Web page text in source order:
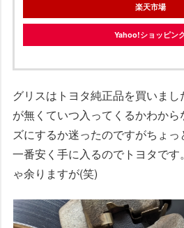
楽天市場
Yahoo!ショッピン
グリスはトヨタ純正品を買いま
が無くていつ入ってくるかわか
ズにするか迷ったのですがちょっ
一番安く手に入るのでトヨタで
ゃ余りますが(笑)